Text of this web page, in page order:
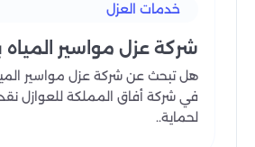
نحن نعلم أن التعامل الودي مع
ولذلك يحرص فريقنا على إرضاء
خصوصيته وتلبية احتياجاته
إن العمالة الفلبينية في شركتنا تعتبر
خدمات العزل
شركة عزل مواسير المياه
هل تبحث عن شركة عزل مواسير
في شركة أفاق المملكة للعوازل
لحماية..